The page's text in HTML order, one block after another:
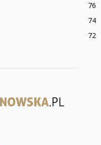
76
74
72